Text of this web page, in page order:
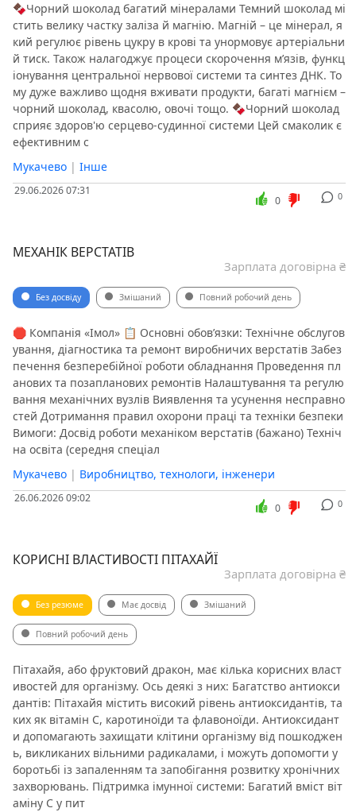
🍫Чорний шоколад багатий мінералами Темний шоколад мі
стить велику частку заліза й магнію. Магній – це мінерал, я
кий регулює рівень цукру в крові та унормовує артеріальни
й тиск. Також налагоджує процеси скорочення м’язів, функц
іонування центральної нервової системи та синтез ДНК. То
му дуже важливо щодня вживати продукти, багаті магнієм –
чорний шоколад, квасолю, овочі тощо. 🍫Чорний шоколад
сприяє здоров'ю серцево-судинної системи Цей смаколик є
ефективним с
Мукачево | Інше
29.06.2026 07:31 0
0
МЕХАНІК ВЕРСТАТІВ
Зарплата договірна ₴
Без досвіду Змішаний Повний робочий день
🛑 Компанія «Імол» 📋 Основні обов’язки: Технічне обслугов
ування, діагностика та ремонт виробничих верстатів Забез
печення безперебійної роботи обладнання Проведення пл
анових та позапланових ремонтів Налаштування та регулю
вання механічних вузлів Виявлення та усунення несправно
стей Дотримання правил охорони праці та техніки безпеки
Вимоги: Досвід роботи механіком верстатів (бажано) Техніч
на освіта (середня спеціал
Мукачево | Виробництво, технологи, інженери
26.06.2026 09:02 0
0
️КОРИСНІ ВЛАСТИВОСТІ ПІТАХАЙЇ
Зарплата договірна ₴
Без резюме Має досвід Змішаний
Повний робочий день
Пітахайя, або фруктовий дракон, має кілька корисних власт
ивостей для організму. Ось деякі з них: Багатство антиокси
дантів: Пітахайя містить високий рівень антиоксидантів, та
ких як вітамін С, каротиноїди та флавоноїди. Антиоксидант
и допомагають захищати клітини організму від пошкоджен
ь, викликаних вільними радикалами, і можуть допомогти у
боротьбі із запаленням та запобігання розвитку хронічних
захворювань. Підтримка імунної системи: Багатий вміст віт
аміну С у пит